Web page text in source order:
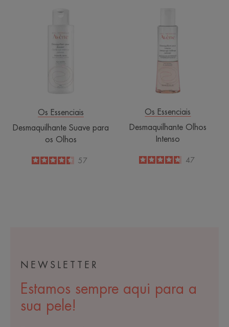
os
Olhos
Os Essenciais
Desmaquilhante Suave para
os Olhos
4.4
/
5
57
Intenso
Os Essenciais
Desmaquilhante Olhos
Intenso
4.7
/
5
47
NEWSLETTER
Estamos sempre aqui para a
sua pele!